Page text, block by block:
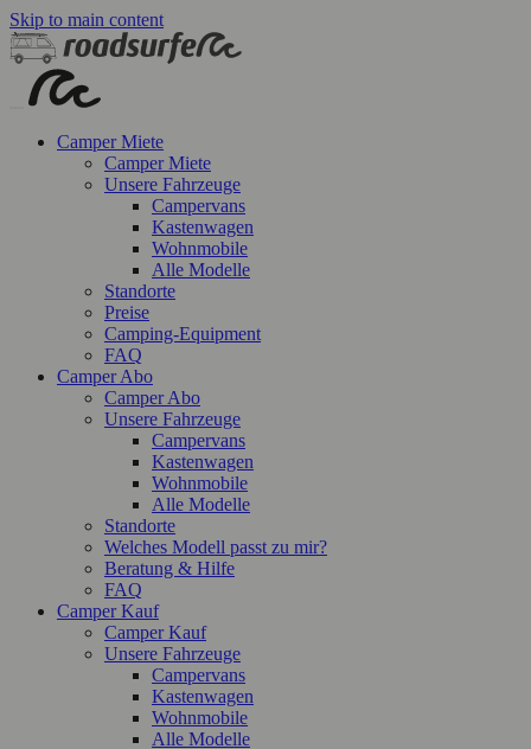
Skip to main content
Camper Miete
Camper Miete
Unsere Fahrzeuge
Campervans
Kastenwagen
Wohnmobile
Alle Modelle
Standorte
Preise
Camping-Equipment
FAQ
Camper Abo
Camper Abo
Unsere Fahrzeuge
Campervans
Kastenwagen
Wohnmobile
Alle Modelle
Standorte
Welches Modell passt zu mir?
Beratung & Hilfe
FAQ
Camper Kauf
Camper Kauf
Unsere Fahrzeuge
Campervans
Kastenwagen
Wohnmobile
Alle Modelle